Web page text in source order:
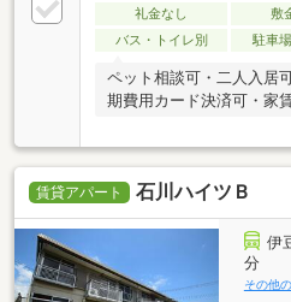
礼金なし 敷
バス・トイレ別
駐車
ペット相談可・二人入居
期費用カード決済可・家
賃貸アパート 石川ハイツＢ
伊
分
その他